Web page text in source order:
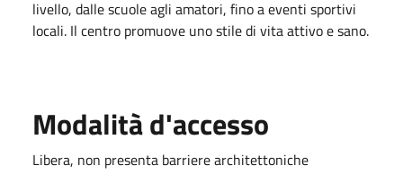
livello, dalle scuole agli amatori, fino a eventi sportivi
locali. Il centro promuove uno stile di vita attivo e sano.
Modalità d'accesso
Libera, non presenta barriere architettoniche